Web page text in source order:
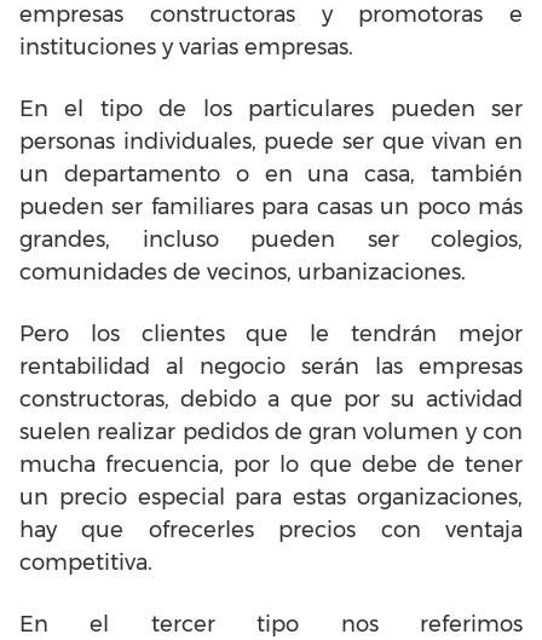
empresas constructoras y promotoras e
instituciones y varias empresas.
En el tipo de los particulares pueden ser
personas individuales, puede ser que vivan en
un departamento o en una casa, también
pueden ser familiares para casas un poco más
grandes, incluso pueden ser colegios,
comunidades de vecinos, urbanizaciones.
Pero los clientes que le tendrán mejor
rentabilidad al negocio serán las empresas
constructoras, debido a que por su actividad
suelen realizar pedidos de gran volumen y con
mucha frecuencia, por lo que debe de tener
un precio especial para estas organizaciones,
hay que ofrecerles precios con ventaja
competitiva.
En el tercer tipo nos referimos